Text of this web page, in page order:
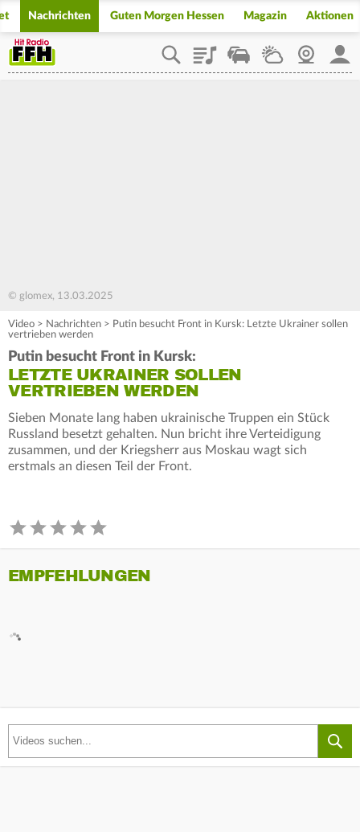
Nachrichten Guten Morgen Hessen Magazin Aktionen
PlaylistStaupilotWetterWebcam
© glomex, 13.03.2025
Video > Nachrichten > Putin besucht Front in Kursk: Letzte Ukrainer sollen
vertrieben werden
Putin besucht Front in Kursk:
LETZTE UKRAINER SOLLEN
VERTRIEBEN WERDEN
Sieben Monate lang haben ukrainische Truppen ein Stück
Russland besetzt gehalten. Nun bricht ihre Verteidigung
zusammen, und der Kriegsherr aus Moskau wagt sich
erstmals an diesen Teil der Front.
EMPFEHLUNGEN